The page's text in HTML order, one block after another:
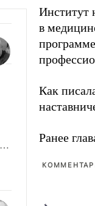
Институт
в
Как
Ранее